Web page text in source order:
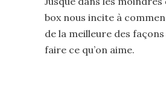
box nous incite à
de la meilleure des
faire ce qu’on aime.